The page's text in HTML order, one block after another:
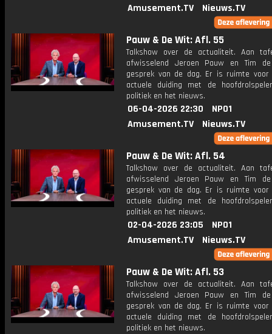
Amusement.TV
Nieuws.TV
Pauw & De Wit: Afl. 55
Talkshow over de actualiteit. Aan
afwisselend Jeroen Pauw en Tim
gesprek van de dag. Er is ruimte
actuele duiding met de
politiek en het nieuws.
06-04-2026 22:30
NPO1
Amusement.TV
Nieuws.TV
Pauw & De Wit: Afl. 54
Talkshow over de actualiteit. Aan
afwisselend Jeroen Pauw en Tim
gesprek van de dag. Er is ruimte
actuele duiding met de
politiek en het nieuws.
02-04-2026 23:05
NPO1
Amusement.TV
Nieuws.TV
Pauw & De Wit: Afl. 53
Talkshow over de actualiteit. Aan
afwisselend Jeroen Pauw en Tim
gesprek van de dag. Er is ruimte
actuele duiding met de
politiek en het nieuws.